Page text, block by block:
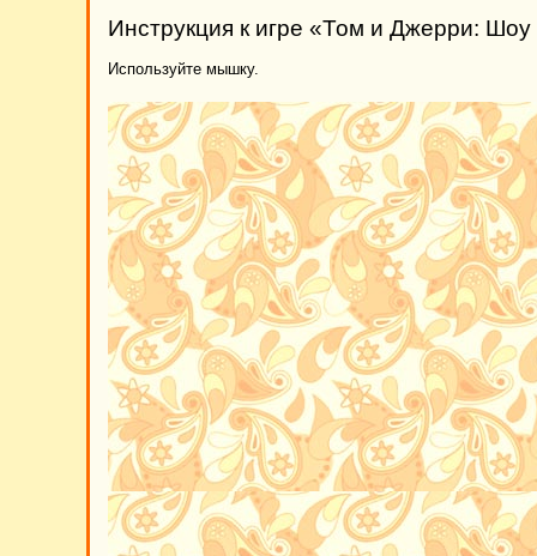
Инструкция к игре «Том и Джерри: Шоу
Используйте мышку.